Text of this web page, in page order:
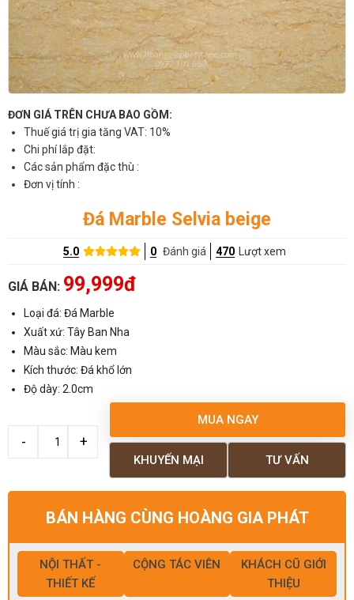
ĐƠN GIÁ TRÊN CHƯA BAO GỒM:
Thuế giá trị gia tăng VAT: 10%
Chi phí lắp đặt:
Các sản phẩm đặc thù :
Đơn vị tính :
Đá Marble Selvia beige
5.0 0 Đánh giá 470 Lượt xem
GIÁ BÁN: 99,999đ
Loại đá: Đá Marble
Xuất xứ: Tây Ban Nha
Màu sắc: Màu kem
Kích thước: Đá khổ lớn
Độ dày: 2.0cm
MUA NGAY
TƯ VẤN
KHUYẾN MẠI
BÁN HÀNG CÙNG HOÀNG GIA PHÁT
NỘI THẤT -
THIẾT KẾ
CỘNG TÁC VIÊN
KHÁCH CŨ GIỚI
THIỆU